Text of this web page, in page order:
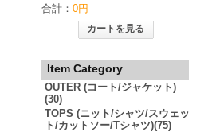
合計： 0円
カートを見る
Item Category
OUTER (コート/ジャケット)
(30)
TOPS (ニット/シャツ/スウェッ
ト/カットソー/Tシャツ)(75)